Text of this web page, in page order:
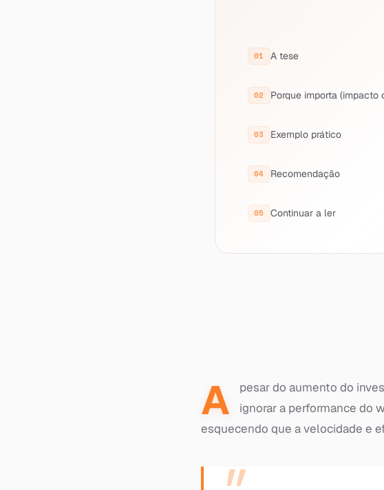
A tese
Porque importa (impacto
Exemplo prático
Recomendação
Continuar a ler
A
pesar do aumento do
ignorar a performance do
esquecendo que a velocidade e